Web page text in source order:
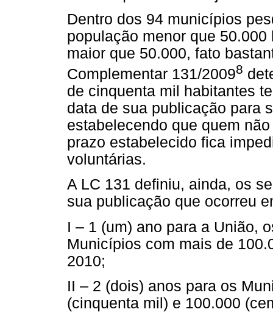
Dentro dos 94 municípios
população menor que
maior que 50.000, fato
Complementar 131/20098
de cinquenta mil habitantes
data de sua publicação para
estabelecendo que quem
prazo estabelecido fica
voluntárias.
A LC 131 definiu, ainda, os
sua publicação que ocorreu
I – 1 (um) ano para a União,
Municípios com mais de
2010;
II – 2 (dois) anos para os
(cinquenta mil) e 100.000